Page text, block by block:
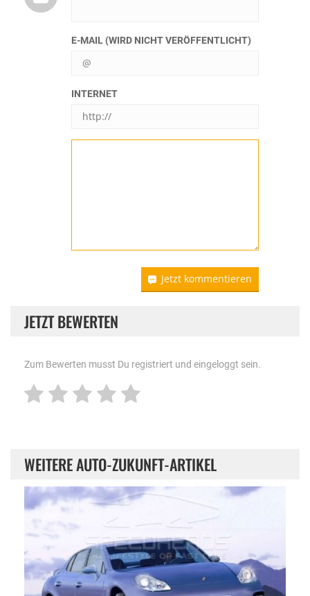
E-MAIL (WIRD NICHT VERÖFFENTLICHT)
INTERNET
Jetzt kommentieren
JETZT BEWERTEN
Zum Bewerten musst Du registriert und eingeloggt sein.
WEITERE AUTO-ZUKUNFT-ARTIKEL